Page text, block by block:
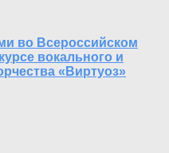
во Всероссийском
вокального и
«Виртуоз»